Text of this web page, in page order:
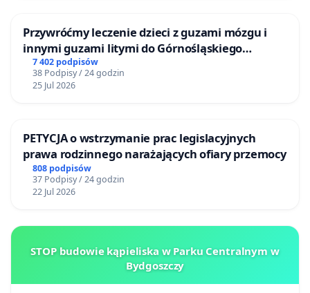
Przywróćmy leczenie dzieci z guzami mózgu i
innymi guzami litymi do Górnośląskiego
Centrum Zdrowia Dziecka w Katowicach
7 402 podpisów
38 Podpisy / 24 godzin
25 Jul 2026
PETYCJA o wstrzymanie prac legislacyjnych
prawa rodzinnego narażających ofiary przemocy
808 podpisów
37 Podpisy / 24 godzin
22 Jul 2026
STOP budowie kąpieliska w Parku Centralnym w
Bydgoszczy